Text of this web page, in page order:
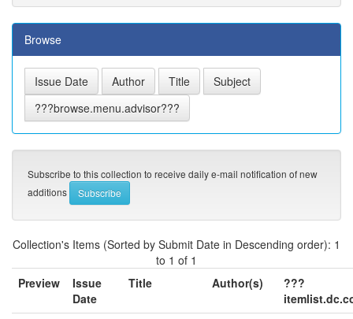
Browse
Subscribe to this collection to receive daily e-mail notification of new
additions
Collection's Items (Sorted by Submit Date in Descending order): 1
to 1 of 1
Preview
Issue
Date
Title Author(s)
???